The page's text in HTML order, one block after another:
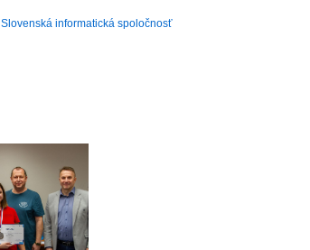
Slovenská informatická spoločnosť